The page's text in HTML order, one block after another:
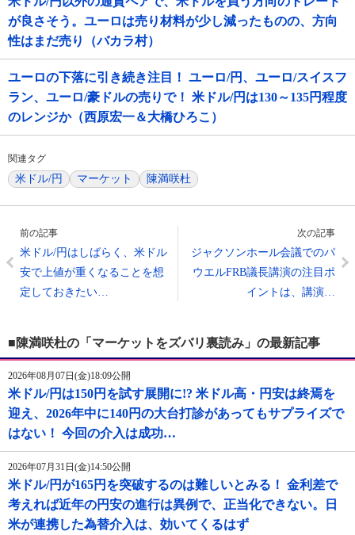
が良さそう。ユーロは売り材料が少し減ったものの、方向
性はまだ売り（バカラ村）
ユーロの下落に引き続き注目！ ユーロ/円、ユーロ/スイスフ
ラン、ユーロ/豪ドルの売りで！ 米ドル/円は130～135円程度
のレンジか（西原宏一＆大橋ひろこ）
関連タグ
米ドル/円 マーケット 陳満咲杜
前の記事
米ドル/円はしばらく、米ドル
安で上値が重くなることを想
定しておきたい…
次の記事
ジャクソンホール会議でのパ
ウエルFRB議長講演の注目ポ
イントは、講演…
■陳満咲杜の「マーケットをズバリ裏読み」の最新記事
2026年08月07日(金)18:09公開
米ドル/円は150円を試す展開に!? 米ドル高・円安は終焉を
迎え、2026年中に140円の大台打診があってもサプライズで
はない！ 今回の介入は成功…
2026年07月31日(金)14:50公開
米ドル/円が165円を突破するのは難しいとみる！ 金利差で
考えれば近年の円安の進行は異例で、正当化できない。日
米が連携した為替介入は、効いてくるはず